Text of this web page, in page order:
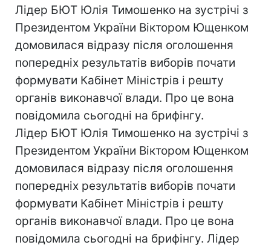
Лідер БЮТ Юлія Тимошенко на зустрічі з
Президентом України Віктором Ющенком
домовилася відразу після оголошення
попередніх результатів виборів почати
формувати Кабінет Міністрів і решту
органів виконавчої влади. Про це вона
повідомила сьогодні на брифінгу.
Лідер БЮТ Юлія Тимошенко на зустрічі з
Президентом України Віктором Ющенком
домовилася відразу після оголошення
попередніх результатів виборів почати
формувати Кабінет Міністрів і решту
органів виконавчої влади. Про це вона
повідомила сьогодні на брифінгу. Лідер